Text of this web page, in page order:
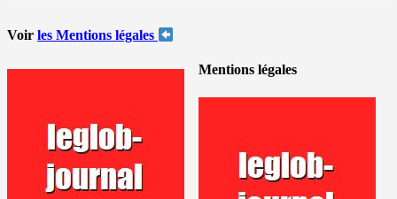
Voir les Mentions légales
Mentions légales